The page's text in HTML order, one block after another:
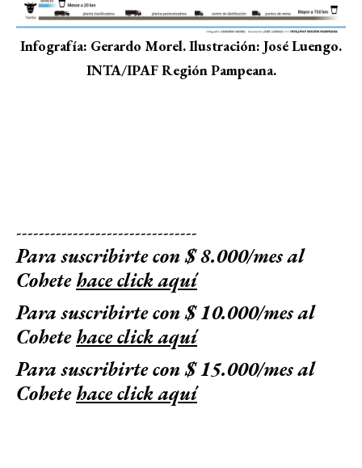
Infografía: Gerardo Morel. Ilustración: José Luengo.
INTA/IPAF Región Pampeana.
--------------------------------
Para suscribirte con $ 8.000/mes al
Cohetehace click aquí
Para suscribirte con $ 10.000/mes al
Cohetehace click aquí
Para suscribirte con $ 15.000/mes al
Cohetehace click aquí